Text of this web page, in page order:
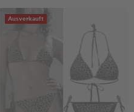
Ausverkauft